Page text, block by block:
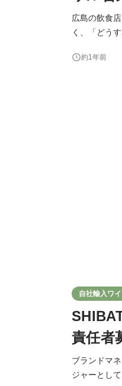
広島の飲食
く、「どう
等々にも携
約1年前
自社輸入ワ
責任者
ブランドマ
ジャーとして